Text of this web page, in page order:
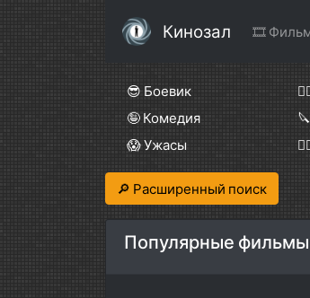
Кинозал 🎞
😎 Боевик
🤪 Комедия
😱 Ужасы
🔎 Расширенный поиск
Популярные фильмы